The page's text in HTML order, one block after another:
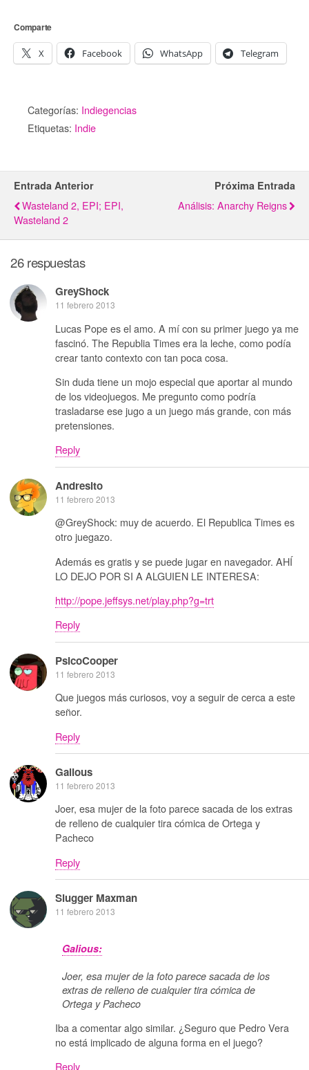
Comparte
X Facebook WhatsApp Telegram
Categorías: Indiegencias
Etiquetas: Indie
Entrada Anterior
Wasteland 2, EPI; EPI,
Wasteland 2
Próxima Entrada
Análisis: Anarchy Reigns
26 respuestas
GreyShock
11 febrero 2013
Lucas Pope es el amo. A mí con su primer juego ya me
fascinó. The Republia Times era la leche, como podía
crear tanto contexto con tan poca cosa.
Sin duda tiene un mojo especial que aportar al mundo
de los videojuegos. Me pregunto como podría
trasladarse ese jugo a un juego más grande, con más
pretensiones.
Reply
Andresito
11 febrero 2013
@GreyShock: muy de acuerdo. El Republica Times es
otro juegazo.
Además es gratis y se puede jugar en navegador. AHÍ
LO DEJO POR SI A ALGUIEN LE INTERESA:
http://pope.jeffsys.net/play.php?g=trt
Reply
PsicoCooper
11 febrero 2013
Que juegos más curiosos, voy a seguir de cerca a este
señor.
Reply
Galious
11 febrero 2013
Joer, esa mujer de la foto parece sacada de los extras
de relleno de cualquier tira cómica de Ortega y
Pacheco
Reply
Slugger Maxman
11 febrero 2013
Galious:
Joer, esa mujer de la foto parece sacada de los
extras de relleno de cualquier tira cómica de
Ortega y Pacheco
Iba a comentar algo similar. ¿Seguro que Pedro Vera
no está implicado de alguna forma en el juego?
Reply